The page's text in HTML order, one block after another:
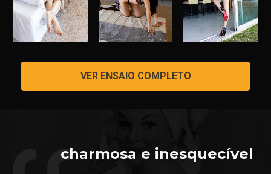
VER ENSAIO COMPLETO
charmosa e inesquecível